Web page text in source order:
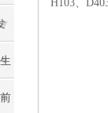
H103、